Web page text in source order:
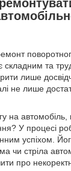
складним та
лише
не лише
на
У процесі
успіхом.
чи стріла
про